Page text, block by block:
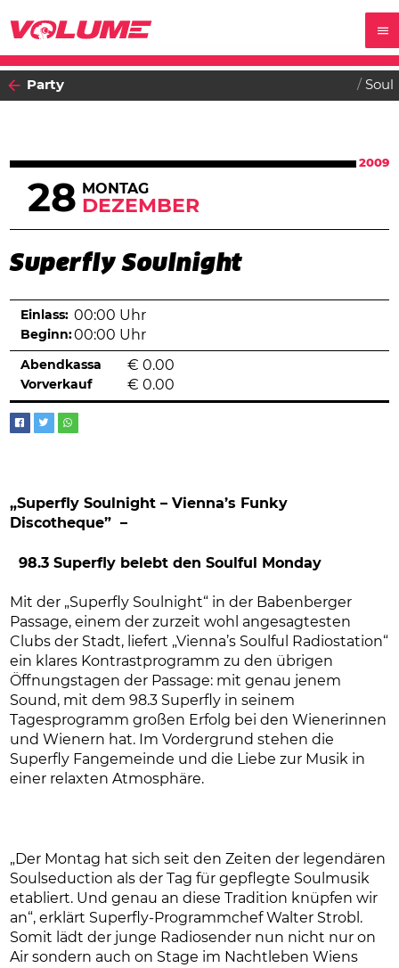
Party Soul
2009
28 MONTAG
DEZEMBER
Superfly Soulnight
Einlass: 00:00 Uhr
Beginn:00:00 Uhr
Abendkassa € 0.00
Vorverkauf € 0.00
„Superfly Soulnight – Vienna’s Funky
Discotheque” –
98.3 Superfly belebt den Soulful Monday
Mit der „Superfly Soulnight“ in der Babenberger
Passage, einem der zurzeit wohl angesagtesten
Clubs der Stadt, liefert „Vienna’s Soulful Radiostation“
ein klares Kontrastprogramm zu den übrigen
Öffnungstagen der Passage: mit genau jenem
Sound, mit dem 98.3 Superfly in seinem
Tagesprogramm großen Erfolg bei den Wienerinnen
und Wienern hat. Im Vordergrund stehen die
Superfly Fangemeinde und die Liebe zur Musik in
einer relaxten Atmosphäre.
„Der Montag hat sich seit den Zeiten der legendären
Soulseduction als der Tag für gepflegte Soulmusik
etabliert. Und genau an diese Tradition knüpfen wir
an“, erklärt Superfly-Programmchef Walter Strobl.
Somit lädt der junge Radiosender nun nicht nur on
Air sondern auch on Stage im Nachtleben Wiens